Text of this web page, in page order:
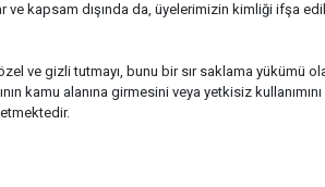
kapsam dışında da, üyelerimizin kimliği ifşa
ve gizli tutmayı, bunu bir sır saklama yükümü
kamu alanına girmesini veya yetkisiz